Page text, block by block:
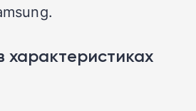
характеристиках